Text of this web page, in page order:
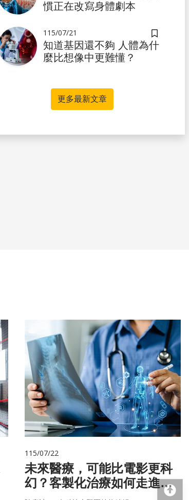
慣正在改寫身體劇本
儲存書籤
115/07/21
知道基因還不夠 人體為什
麼比想像中更難懂？
更多最新文章
115/07/22
未來醫療，可能比電影更科
幻？客製化治療如何走進真
實世界
回